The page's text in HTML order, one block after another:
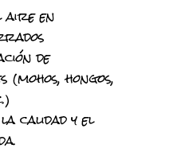
aire en
de
(mohos, hongos,
calidad y el